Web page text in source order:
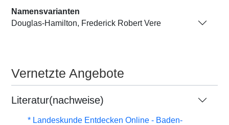
Namensvarianten
Douglas-Hamilton, Frederick Robert Vere
Vernetzte Angebote
Literatur(nachweise)
* Landeskunde Entdecken Online - Baden-